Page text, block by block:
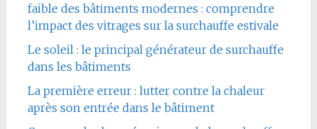
faible des bâtiments modernes : comprendre
l’impact des vitrages sur la surchauffe estivale
Le soleil : le principal générateur de surchauffe
dans les bâtiments
La première erreur : lutter contre la chaleur
après son entrée dans le bâtiment